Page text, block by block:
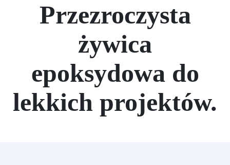
Przezroczysta
żywica
epoksydowa do
lekkich projektów.